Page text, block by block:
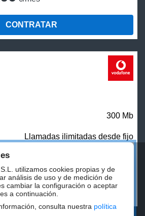
CONTRATAR
300 Mb
Llamadas ilimitadas desde fijo
27,00 €/mes
CONTRATAR
utilizamos cookies propias y de
análisis de uso y de medición de
cambiar la configuración o aceptar
a continuación.
consulta nuestra política